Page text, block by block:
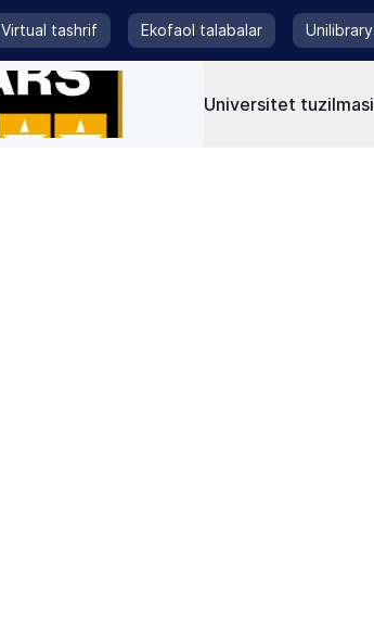
Virtual tashrif Ekofaol talabalar Unilibrary
Universitet tuzilmasi